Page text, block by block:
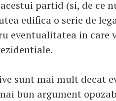
partid (si, de ce
edifica o serie de
eventualitatea in care
sunt mai mult decat
bun argument